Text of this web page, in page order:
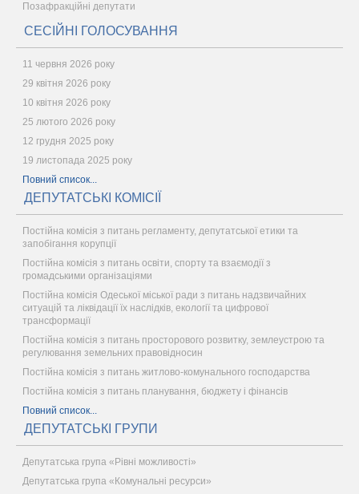
Позафракційні депутати
СЕСІЙНІ ГОЛОСУВАННЯ
11 червня 2026 року
29 квітня 2026 року
10 квітня 2026 року
25 лютого 2026 року
12 грудня 2025 року
19 листопада 2025 року
Повний список...
ДЕПУТАТСЬКІ КОМІСІЇ
Постійна комісія з питань регламенту, депутатської етики та
запобігання корупції
Постійна комісія з питань освіти, спорту та взаємодії з
громадськими організаціями
Постійна комісія Одеської міської ради з питань надзвичайних
ситуацій та ліквідації їх наслідків, екології та цифрової
трансформації
Постійна комісія з питань просторового розвитку, землеустрою та
регулювання земельних правовідносин
Постійна комісія з питань житлово-комунального господарства
Постійна комісія з питань планування, бюджету і фінансів
Повний список...
ДЕПУТАТСЬКІ ГРУПИ
Депутатська група «Рівні можливості»
Депутатська група «Комунальні ресурси»